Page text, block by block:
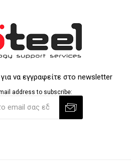
να εγγραφείτε στο newsletter
address to subscribe: